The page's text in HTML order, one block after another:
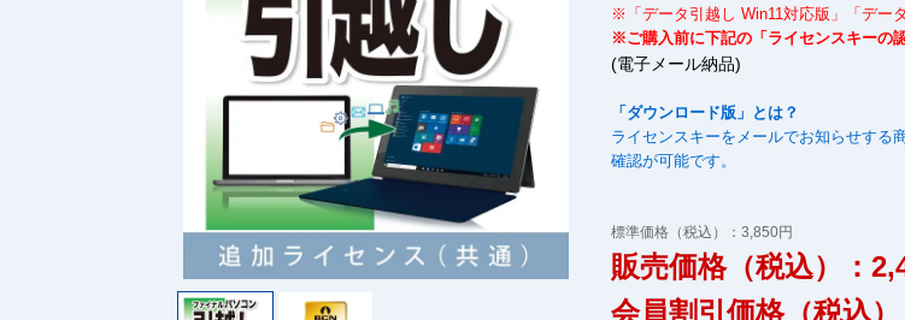
※「データ引越し Win11対応版」「デー
※ご購入前に下記の「ライセンスキーの
(電子メール納品)
「ダウンロード版」とは？
ライセンスキーをメールでお知らせする
確認が可能です。
標準価格（税込）：3,850円
販売価格（税込）：
会員割引価格（税込）